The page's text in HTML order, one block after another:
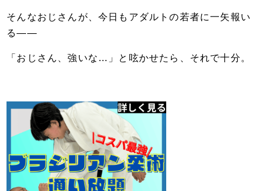
そんなおじさんが、今日もアダルトの若者に一矢報い
る――
「おじさん、強いな…」と呟かせたら、それで十分。